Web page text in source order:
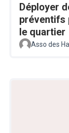
Déployer
préventifs
le quartier
Asso des